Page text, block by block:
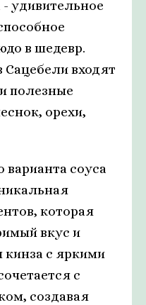
- удивительное
в шедевр.
Сацебели входят
полезные
орехи,
соуса
которая
вкус и
кинза с яркими
с
создавая